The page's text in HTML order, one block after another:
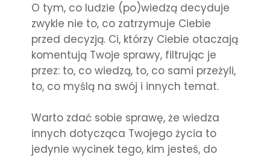
O tym, co ludzie (po)wiedzą decyduje
zwykle nie to, co zatrzymuje Ciebie
przed decyzją. Ci, którzy Ciebie otaczają
komentują Twoje sprawy, filtrując je
przez: to, co wiedzą, to, co sami przeżyli,
to, co myślą na swój i innych temat.
Warto zdać sobie sprawę, że wiedza
innych dotycząca Twojego życia to
jedynie wycinek tego, kim jesteś, do